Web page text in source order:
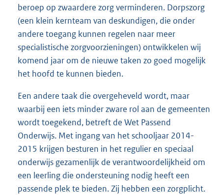
beroep op zwaardere zorg verminderen. Dorpszorg
(een klein kernteam van deskundigen, die onder
andere toegang kunnen regelen naar meer
specialistische zorgvoorzieningen) ontwikkelen wij
komend jaar om de nieuwe taken zo goed mogelijk
het hoofd te kunnen bieden.
Een andere taak die overgeheveld wordt, maar
waarbij een iets minder zware rol aan de gemeenten
wordt toegekend, betreft de Wet Passend
Onderwijs. Met ingang van het schooljaar 2014-
2015 krijgen besturen in het regulier en speciaal
onderwijs gezamenlijk de verantwoordelijkheid om
een leerling die ondersteuning nodig heeft een
passende plek te bieden. Zij hebben een zorgplicht.